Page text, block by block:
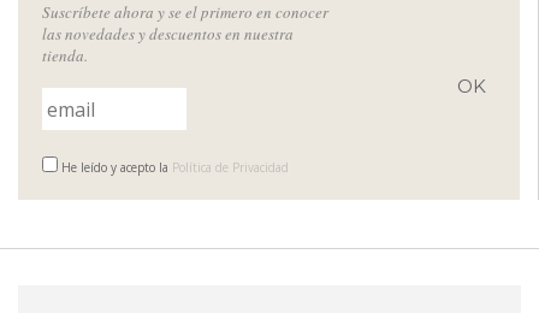
Suscríbete ahora y se el primero en conocer
las novedades y descuentos en nuestra
tienda.
He leído y acepto la Política de Privacidad